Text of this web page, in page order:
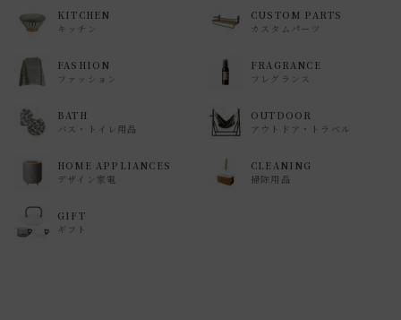
KITCHEN
キッチン
CUSTOM PARTS
カスタムパーツ
FASHION
ファッション
FRAGRANCE
フレグランス
BATH
バス・トイレ用品
OUTDOOR
アウトドア・トラベル
HOME APPLIANCES
デザイン家電
CLEANING
掃除用品
GIFT
ギフト